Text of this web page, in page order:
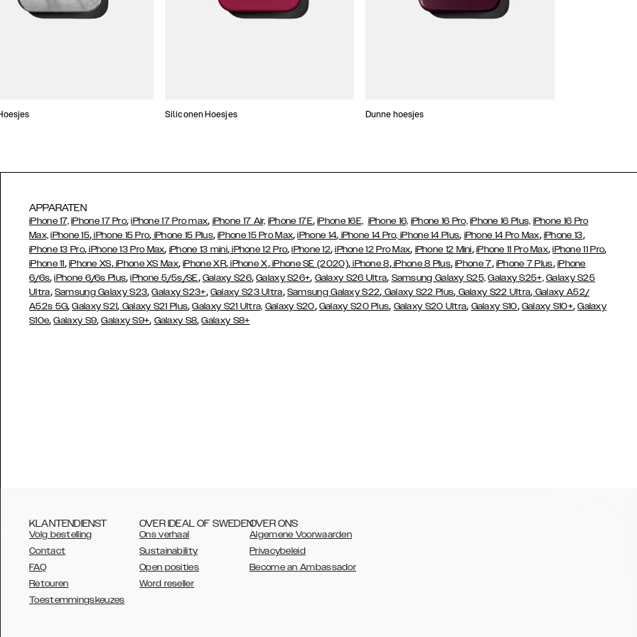
Siliconen Hoesjes Dunne hoesjes
APPARATEN
iPhone 17, iPhone 17 Pro,iPhone 17 Pro max, iPhone 17 Air, iPhone 17E,iPhone 16E, iPhone 16, iPhone 16 Pro, iPhone 16 Plus, iPhone 16 Pro
Max, iPhone 15, iPhone 15 Pro, iPhone 15 Plus,iPhone 15 Pro Max,iPhone 14, iPhone 14 Pro, iPhone 14 Plus, iPhone 14 Pro Max, iPhone 13,
iPhone 13 Pro, iPhone 13 Pro Max, iPhone 13 mini,iPhone 12 Pro,iPhone 12,iPhone 12 Pro Max, iPhone 12 Mini, iPhone 11 Pro Max,iPhone 11 Pro,
iPhone 11, iPhone XS,iPhone XS Max,iPhone XR,iPhone X,iPhone SE (2020),iPhone 8,iPhone 8 Plus,iPhone 7, iPhone 7 Plus, iPhone
6/6s,iPhone 6/6s Plus,iPhone 5/5s/SE, Galaxy S26,Galaxy S26+, Galaxy S26 Ultra, Samsung Galaxy S25, Galaxy S25+, Galaxy S25
Ultra, Samsung Galaxy S23,Galaxy S23+, Galaxy S23 Ultra, Samsung Galaxy S22, Galaxy S22 Plus, Galaxy S22 Ultra, Galaxy A52/
A52s 5G,Galaxy S21, Galaxy S21 Plus,Galaxy S21 Ultra, Galaxy S20, Galaxy S20 Plus, Galaxy S20 Ultra, Galaxy S10, Galaxy S10+,Galaxy
S10e,Galaxy S9,Galaxy S9+, Galaxy S8,Galaxy S8+
KLANTENDIENST
Volg bestelling
Contact
FAQ
Retouren
Toestemmingskeuzes
OVER IDEAL OF SWEDEN
Ons verhaal
Sustainability
Open posities
Word reseller
OVER ONS
Algemene Voorwaarden
Privacybeleid
Become an Ambassador
AUSTRALIA